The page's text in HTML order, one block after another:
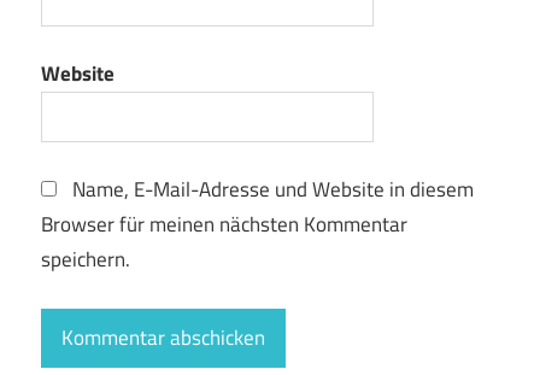
Website
Name, E-Mail-Adresse und Website in diesem
Browser für meinen nächsten Kommentar
speichern.